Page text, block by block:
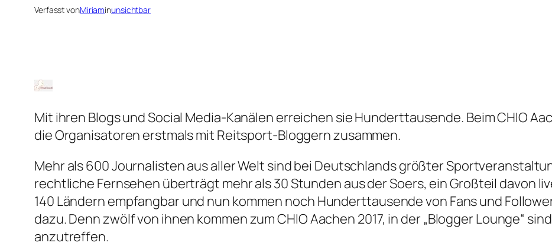
Verfasst vonMiriaminunsichtbar
Mit ihren Blogs und Social Media-Kanälen erreichen sie Hunderttausende. Beim CHIO
die Organisatoren erstmals mit Reitsport-Bloggern zusammen.
Mehr als 600 Journalisten aus aller Welt sind bei Deutschlands größter
rechtliche Fernsehen überträgt mehr als 30 Stunden aus der Soers, ein Großteil davon
140 Ländern empfangbar und nun kommen noch Hunderttausende von Fans und
dazu. Denn zwölf von ihnen kommen zum CHIO Aachen 2017, in der „Blogger Lounge“
anzutreffen.